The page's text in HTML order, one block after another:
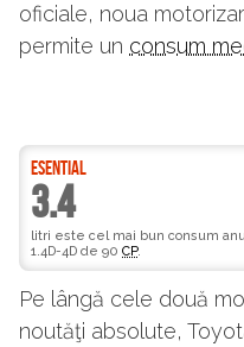
oficiale, noua
permite un consum
ESENTIAL
3.4
litri este cel mai bun consum
1.4D-4D de 90 CP.
Pe lângă cele două
noutăţi absolute,